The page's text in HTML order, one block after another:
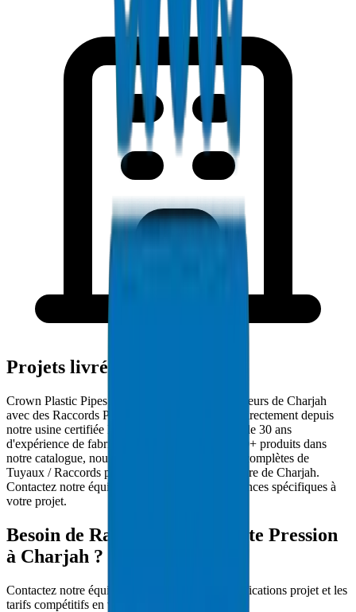
Projets livrés à Charjah
Crown Plastic Pipes approvisionne les entrepreneurs de Charjah
avec des Raccords PVC Haute Pression livrés directement depuis
notre usine certifiée ISO 9001:2015. Avec plus de 30 ans
d'expérience de fabrication dans le CCG et 5000+ produits dans
notre catalogue, nous fournissons des solutions complètes de
Tuyaux / Raccords pour les projets d'infrastructure de Charjah.
Contactez notre équipe technique pour les exigences spécifiques à
votre projet.
Besoin de Raccords PVC Haute Pression
à Charjah ?
Contactez notre équipe technique pour les spécifications projet et les
tarifs compétitifs en volume.